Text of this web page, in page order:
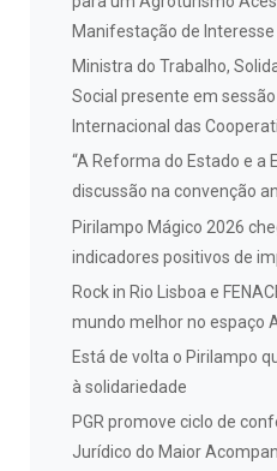
Manifestação de Interesse
Ministra do Trabalho,
Social presente em
Internacional das
“A Reforma do Estado e a
discussão na convenção
Pirilampo Mágico 2026
indicadores positivos de
Rock in Rio Lisboa e
mundo melhor no espaço
Está de volta o Pirilampo
à solidariedade
PGR promove ciclo de
Jurídico do Maior